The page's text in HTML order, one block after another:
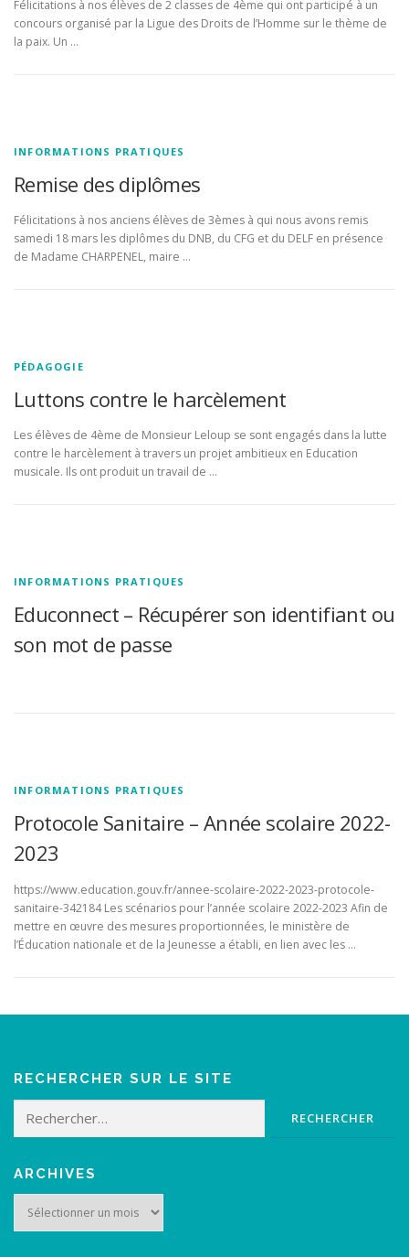
Félicitations à nos élèves de 2 classes de 4ème qui ont participé à un
concours organisé par la Ligue des Droits de l’Homme sur le thème de
la paix. Un …
INFORMATIONS PRATIQUES
Remise des diplômes
Félicitations à nos anciens élèves de 3èmes à qui nous avons remis
samedi 18 mars les diplômes du DNB, du CFG et du DELF en présence
de Madame CHARPENEL, maire …
PÉDAGOGIE
Luttons contre le harcèlement
Les élèves de 4ème de Monsieur Leloup se sont engagés dans la lutte
contre le harcèlement à travers un projet ambitieux en Education
musicale. Ils ont produit un travail de …
INFORMATIONS PRATIQUES
Educonnect – Récupérer son identifiant ou
son mot de passe
INFORMATIONS PRATIQUES
Protocole Sanitaire – Année scolaire 2022-
2023
https://www.education.gouv.fr/annee-scolaire-2022-2023-protocole-
sanitaire-342184 Les scénarios pour l’année scolaire 2022-2023 Afin de
mettre en œuvre des mesures proportionnées, le ministère de
l’Éducation nationale et de la Jeunesse a établi, en lien avec les …
RECHERCHER SUR LE SITE
Rechercher :
ARCHIVES
Archives